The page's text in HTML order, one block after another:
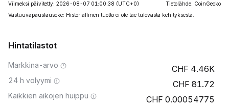
Viimeksi päivitetty: 2026-08-07 01:00:38 (UTC+0)
Tietolähde: CoinGecko
Vastuuvapauslauseke: Historiallinen tuotto ei ole tae tulevasta kehityksestä.
Hintatilastot
Markkina-arvo 4.46K
24 h volyymi 81.72
Kaikkien aikojen huippu 0.00054775